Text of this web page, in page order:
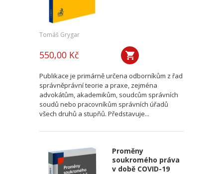
Tomáš Grygar
550,00 Kč
Publikace je primárně určena odborníkům z řad
správněprávní teorie a praxe, zejména
advokátům, akademikům, soudcům správních
soudů nebo pracovníkům správních úřadů
všech druhů a stupňů. Představuje...
Proměny
soukromého práva
v době COVID-19